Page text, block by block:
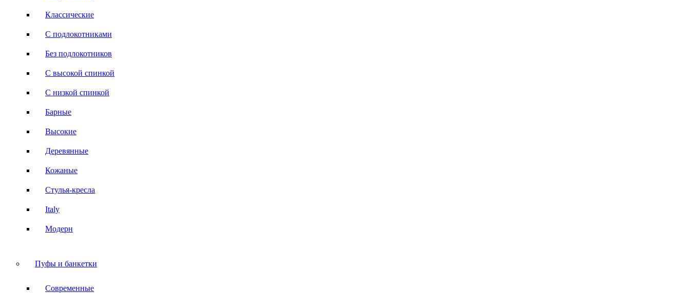
Классические
С подлокотниками
Без подлокотников
С высокой спинкой
С низкой спинкой
Барные
Высокие
Деревянные
Кожаные
Стулья-кресла
Italy
Модерн
Пуфы и банкетки
Современные